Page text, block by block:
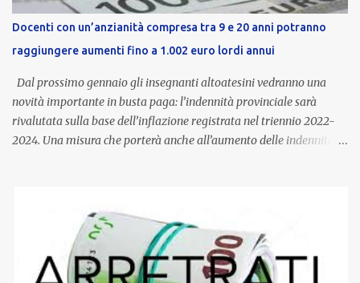
Docenti con un’anzianità compresa tra 9 e 20 anni potranno
raggiungere aumenti fino a 1.002 euro lordi annui
Dal prossimo gennaio gli insegnanti altoatesini vedranno una
novità importante in busta paga: l’indennità provinciale sarà
rivalutata sulla base dell’inflazione registrata nel triennio 2022-
2024. Una misura che porterà anche all’aumento delle indennità di
dedicato alle donne vittime di violenza di genere, in linea con la
normativa nazionale e con l’obiettivo di offrire maggiore tutela e
supporto in situazioni delicate. L’indennità provinciale per i docenti
è un unicum in Italia: si tratta di una misura esclusiva della